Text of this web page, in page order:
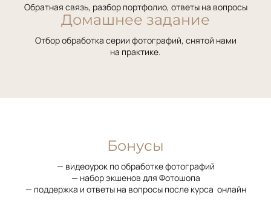
Обратная связь, разбор портфолио, ответы на вопросы
Домашнее задание
Отбор обработка серии фотографий, снятой нами
на практике.
Бонусы
— видеоурок по обработке фотографий
— набор экшенов для Фотошопа
— поддержка и ответы на вопросы после курса онлайн